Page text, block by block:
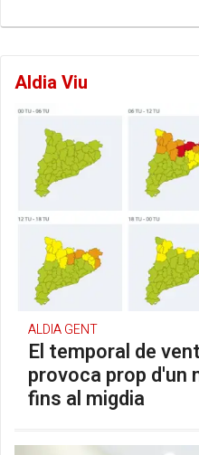
Aldia Viu
ALDIA GENT
El temporal de
provoca prop d'un
fins al migdia